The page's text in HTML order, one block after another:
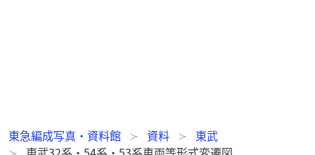
東急編成写真・資料館 資料
東武